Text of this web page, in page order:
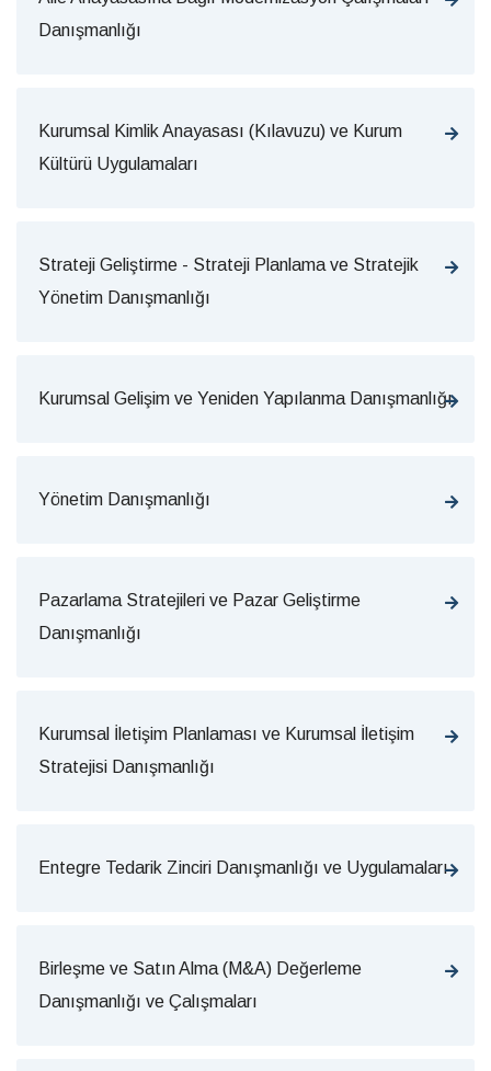
Danışmanlığı
Kurumsal Kimlik Anayasası (Kılavuzu) ve Kurum
Kültürü Uygulamaları
Strateji Geliştirme - Strateji Planlama ve Stratejik
Yönetim Danışmanlığı
Kurumsal Gelişim ve Yeniden Yapılanma Danışmanlığı
Yönetim Danışmanlığı
Pazarlama Stratejileri ve Pazar Geliştirme
Danışmanlığı
Kurumsal İletişim Planlaması ve Kurumsal İletişim
Stratejisi Danışmanlığı
Entegre Tedarik Zinciri Danışmanlığı ve Uygulamaları
Birleşme ve Satın Alma (M&A) Değerleme
Danışmanlığı ve Çalışmaları